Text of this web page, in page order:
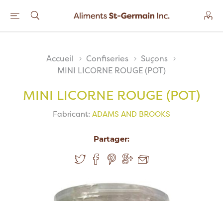
Accueil Confiseries
Suçons
MINI LICORNE ROUGE (POT)
MINI LICORNE ROUGE (POT)
Fabricant: ADAMS AND BROOKS
Partager: